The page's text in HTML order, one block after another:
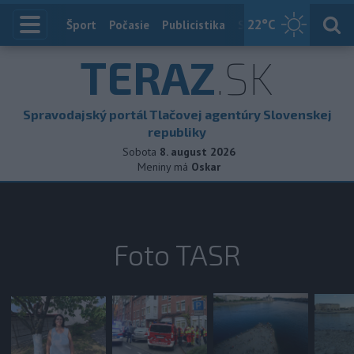
22°C
Index
Šport Počasie Publicistika Slovensko
TERAZ.SK
Spravodajský portál Tlačovej agentúry Slovenskej
republiky
Sobota 8. august 2026
Meniny má Oskar
Foto TASR